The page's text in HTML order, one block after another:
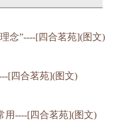
念”----[四合茗苑](图文)
[四合茗苑](图文)
用----[四合茗苑](图文)